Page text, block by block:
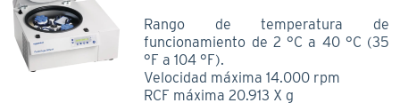
Rango de temperatura de
funcionamiento de 2 °C a 40 °C (35
°F a 104 °F).
Velocidad máxima 14.000 rpm
RCF máxima 20.913 X g